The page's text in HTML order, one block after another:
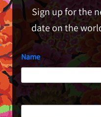
Sign up for the
date on the
Name
First